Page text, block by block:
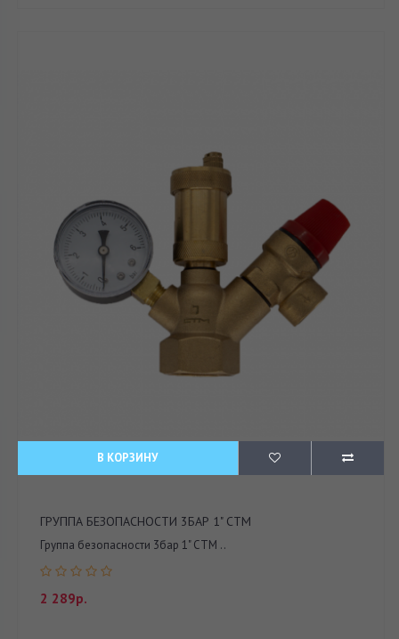
В КОРЗИНУ
ГРУППА БЕЗОПАСНОСТИ 3БАР 1" СТМ
Группа безопасности 3бар 1" СТМ ..
2 289р.